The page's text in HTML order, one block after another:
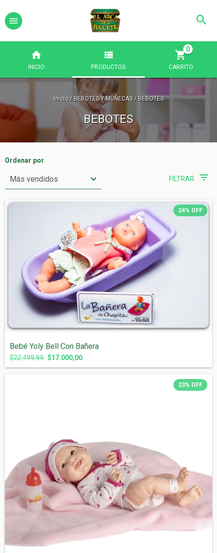
INICIO PRODUCTOS CARRITO
0
Inicio / BEBOTES Y MUÑECAS/ BEBOTES
BEBOTES
Ordenar por
FILTRAR
24% OFF
Bebé Yoly Bell Con Bañera
$22.499,99 $17.000,00
23% OFF